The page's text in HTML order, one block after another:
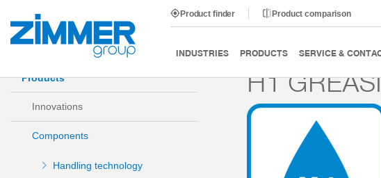
Product finder Product comparison
INDUSTRIES PRODUCTS SERVICE &
Start Products Components Handling technology Grippers
Products
Innovations
Components
Handling technology
H1